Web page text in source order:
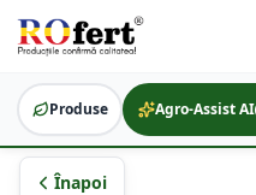
Produse Agro-Assist AI
Înapoi